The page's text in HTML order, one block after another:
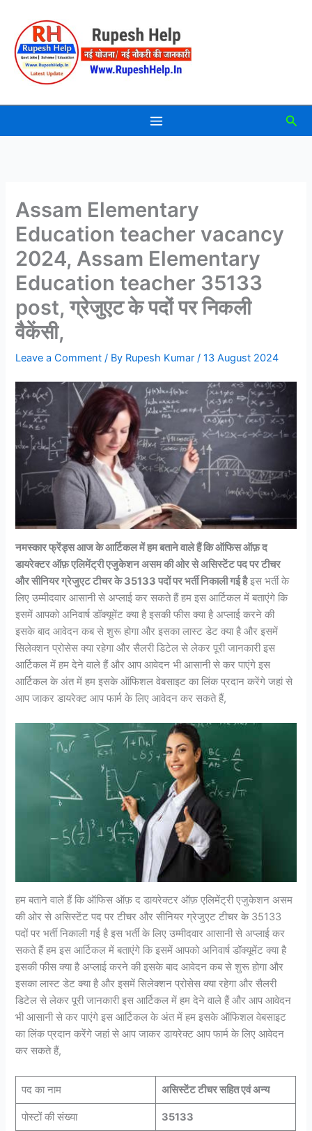
content
Assam Elementary
Education teacher vacancy
2024, Assam Elementary
Education teacher 35133
post, ग्रेजुएट के पदों पर निकली
वैकेंसी,
Leave a Comment / By Rupesh Kumar/13 August 2024
नमस्कार फ्रेंड्स आज के आर्टिकल में हम बताने वाले हैं कि ऑफिस ऑफ़ द
डायरेक्टर ऑफ़ एलिमेंट्री एजुकेशन असम की ओर से असिस्टेंट पद पर टीचर
और सीनियर ग्रेजुएट टीचर के 35133 पदों पर भर्ती निकाली गई हैइस भर्ती के
लिए उम्मीदवार आसानी से अप्लाई कर सकते हैं हम इस आर्टिकल में बताएंगे कि
इसमें आपको अनिवार्ष डॉक्यूमेंट क्या है इसकी फीस क्या है अप्लाई करने की
इसके बाद आवेदन कब से शुरू होगा और इसका लास्ट डेट क्या है और इसमें
सिलेक्शन प्रोसेस क्या रहेगा और सैलरी डिटेल से लेकर पूरी जानकारी इस
आर्टिकल में हम देने वाले हैं और आप आवेदन भी आसानी से कर पाएंगे इस
आर्टिकल के अंत में हम इसके ऑफिशल वेबसाइट का लिंक प्रदान करेंगे जहां से
आप जाकर डायरेक्ट आप फार्म के लिए आवेदन कर सकते हैं,
हम बताने वाले हैं कि ऑफिस ऑफ़ द डायरेक्टर ऑफ़ एलिमेंट्री एजुकेशन असम
की ओर से असिस्टेंट पद पर टीचर और सीनियर ग्रेजुएट टीचर के 35133
पदों पर भर्ती निकाली गई है इस भर्ती के लिए उम्मीदवार आसानी से अप्लाई कर
सकते हैं हम इस आर्टिकल में बताएंगे कि इसमें आपको अनिवार्ष डॉक्यूमेंट क्या है
इसकी फीस क्या है अप्लाई करने की इसके बाद आवेदन कब से शुरू होगा और
इसका लास्ट डेट क्या है और इसमें सिलेक्शन प्रोसेस क्या रहेगा और सैलरी
डिटेल से लेकर पूरी जानकारी इस आर्टिकल में हम देने वाले हैं और आप आवेदन
भी आसानी से कर पाएंगे इस आर्टिकल के अंत में हम इसके ऑफिशल वेबसाइट
का लिंक प्रदान करेंगे जहां से आप जाकर डायरेक्ट आप फार्म के लिए आवेदन
कर सकते हैं,
पद का नाम असिस्टेंट टीचर सहित एवं अन्य
पोस्टों की संख्या 35133